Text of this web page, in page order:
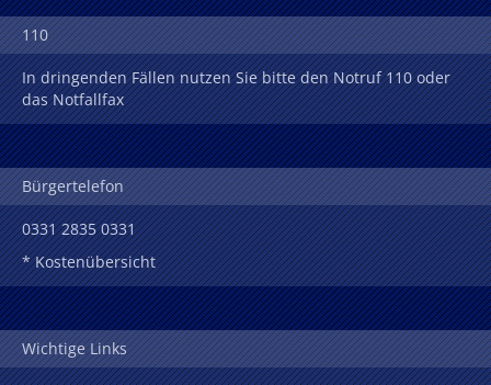
110
In dringenden Fällen nutzen Sie bitte den Notruf 110 oder
das Notfallfax
Bürgertelefon
0331 2835 0331
* Kostenübersicht
Wichtige Links